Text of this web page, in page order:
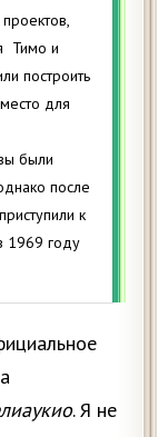
Тимо и
построить
для
были
после
к
1969 году
. Я не